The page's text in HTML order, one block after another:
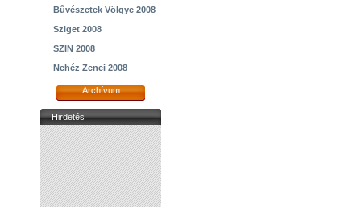
Bűvészetek Völgye 2008
Sziget 2008
SZIN 2008
Nehéz Zenei 2008
Archívum
Hirdetés